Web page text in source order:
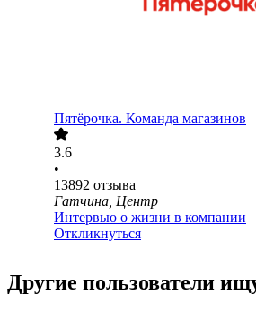
Пятёрочка. Команда магазинов
3.6
•
13892 отзыва
Гатчина, Центр
Интервью о жизни в компании
Откликнуться
Другие пользователи